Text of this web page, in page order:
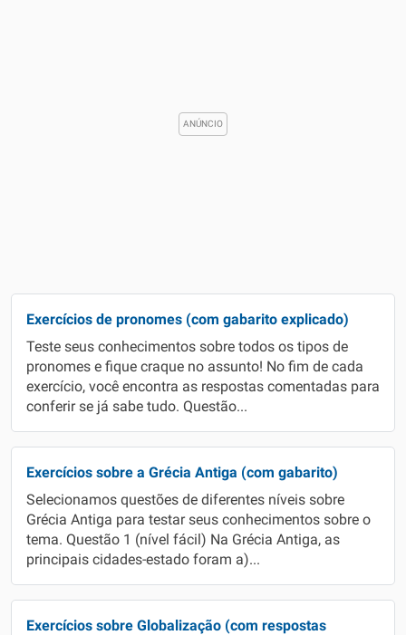
Exercícios de pronomes (com gabarito explicado)
Teste seus conhecimentos sobre todos os tipos de
pronomes e fique craque no assunto! No fim de cada
exercício, você encontra as respostas comentadas para
conferir se já sabe tudo. Questão...
Exercícios sobre a Grécia Antiga (com gabarito)
Selecionamos questões de diferentes níveis sobre
Grécia Antiga para testar seus conhecimentos sobre o
tema. Questão 1 (nível fácil) Na Grécia Antiga, as
principais cidades-estado foram a)...
Exercícios sobre Globalização (com respostas